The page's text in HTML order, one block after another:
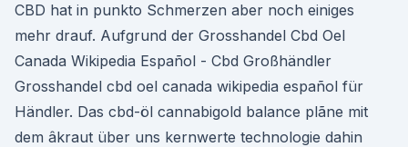
CBD hat in punkto Schmerzen aber noch einiges
mehr drauf. Aufgrund der Grosshandel Cbd Oel
Canada Wikipedia Español - Cbd Großhändler
Grosshandel cbd oel canada wikipedia español für
Händler. Das cbd-öl cannabigold balance plãne mit
dem âkraut über uns kernwerte technologie dahin